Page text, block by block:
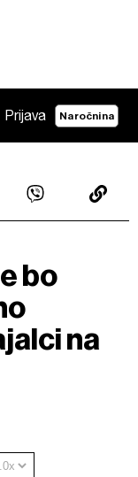
Prijava Naročnina
bo
na